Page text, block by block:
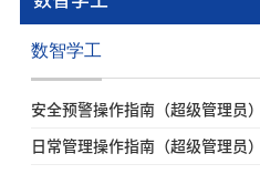
队伍建设
政策指南
数智学工
安全预警操作指南（超级管理员）
日常管理操作指南（超级管理员）